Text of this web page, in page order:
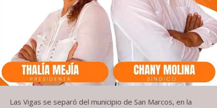
Las Vigas se separó del municipio de San Marcos, en la